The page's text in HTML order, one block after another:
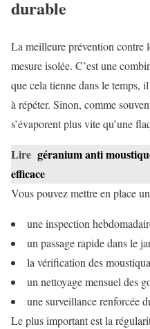
durable
La meilleure prévention contre
mesure isolée. C’est une
que cela tienne dans le temps,
à répéter. Sinon, comme
s’évaporent plus vite qu’une
Lire géranium anti
efficace
Vous pouvez mettre en place
une inspection
un passage rapide dans le
la vérification des
un nettoyage mensuel des
une surveillance renforcée
Le plus important est la